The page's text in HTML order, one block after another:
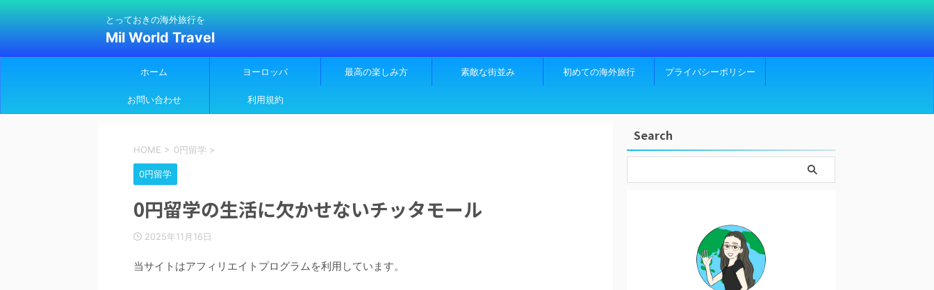
とっておきの海外旅行を
Mil World Travel
ホーム ヨーロッパ 最高の楽しみ方 素敵な街並み 初めての海外旅行 プライバシーポリシー
お問い合わせ 利用規約
HOME > 0円留学 >
0円留学
0円留学の生活に欠かせないチッタモール
2025年11月16日
当サイトはアフィリエイトプログラムを利用しています。
Search